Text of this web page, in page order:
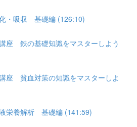
・吸収 基礎編 (126:10)
座 鉄の基礎知識をマスターしよう
座 貧血対策の知識をマスターしよ
栄養解析 基礎編 (141:59)